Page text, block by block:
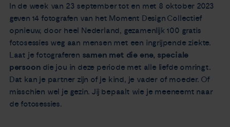
Contact
In de week van 23 september tot en met 8 oktober 2023
geven 14 fotografen van het Moment Design Collectief
opnieuw, door heel Nederland, gezamenlijk 100 gratis
fotosessies weg aan mensen met een ingrijpende ziekte.
Laat je fotograferen samen met die ene, speciale
persoon die jou in deze periode met alle liefde omringt.
Dat kan je partner zijn of je kind, je vader of moeder. Of
misschien wel je gezin. Jij bepaalt wie je meeneemt naar
de fotosessies.